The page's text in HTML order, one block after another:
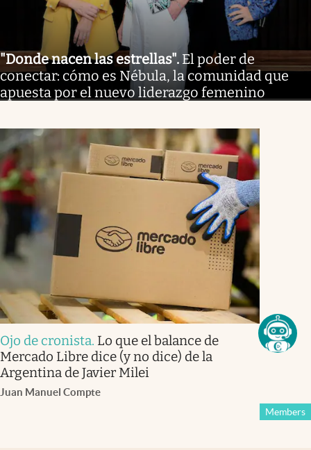
"Donde nacen las estrellas". El poder de
conectar: cómo es Nébula, la comunidad que
apuesta por el nuevo liderazgo femenino
Ojo de cronista. Lo que el balance de
Mercado Libre dice (y no dice) de la
Argentina de Javier Milei
Juan Manuel Compte
Members